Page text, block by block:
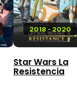
2018 - 2020
Star Wars La
Resistencia